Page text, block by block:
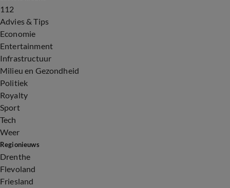
112
Advies & Tips
Economie
Entertainment
Infrastructuur
Milieu en Gezondheid
Politiek
Royalty
Sport
Tech
Weer
Regionieuws
Drenthe
Flevoland
Friesland